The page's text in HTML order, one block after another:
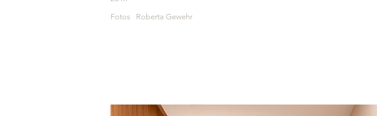
Fotos Roberta Gewehr